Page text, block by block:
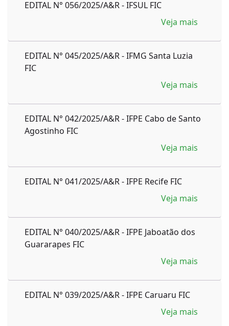
EDITAL N° 056/2025/A&R - IFSUL FIC
Veja mais
EDITAL N° 045/2025/A&R - IFMG Santa Luzia
FIC
Veja mais
EDITAL N° 042/2025/A&R - IFPE Cabo de Santo
Agostinho FIC
Veja mais
EDITAL N° 041/2025/A&R - IFPE Recife FIC
Veja mais
EDITAL N° 040/2025/A&R - IFPE Jaboatão dos
Guararapes FIC
Veja mais
EDITAL N° 039/2025/A&R - IFPE Caruaru FIC
Veja mais